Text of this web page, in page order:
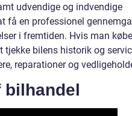
udvendige og indvendige
få en professionel
i fremtiden. Hvis man
bilens historik og
reparationer og